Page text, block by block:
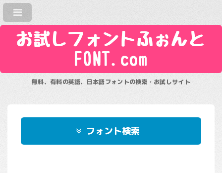
お試しフォントふぉんと
FONT.com
無料、有料の英語、日本語フォントの検索・お試しサイト
フォント検索